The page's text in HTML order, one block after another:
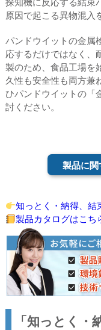
探知機に反応する結束
原因で起こる異物混入
パンドウイットの金属
応するだけではなく、
製のため、食品工場を
久性も安全性も両方兼
ひパンドウイットの「
討ください。
製品に関
知っとく・納得、結
製品カタログはこち
「知っとく・